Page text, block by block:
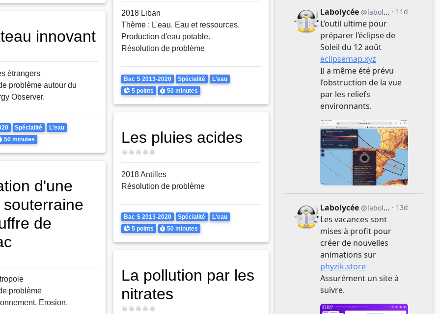
2018 Liban
Thème : L'eau. Eau et ressources.
Production d'eau potable.
Résolution de problème
Theme
Bac S 2013-2020 Spécialité L'eau
Points
5 points Durée
50 minutes
innovant
étrangers
problème autour du
Observer.
Spécialité L'eau
50 minutes Les pluies acides
Difficulté
2018 Antilles
Résolution de problème
Theme
Bac S 2013-2020 Spécialité L'eau
Points
5 points Durée
50 minutes
d'une
souterraine
de
problème
Erosion.
La pollution par les
nitrates
Difficulté